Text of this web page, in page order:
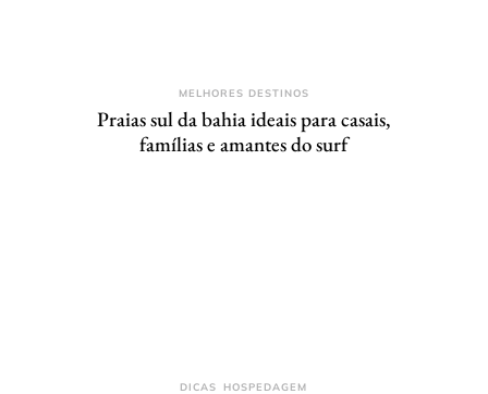
MELHORES DESTINOS
Praias sul da bahia ideais para casais,
famílias e amantes do surf
DICAS HOSPEDAGEM